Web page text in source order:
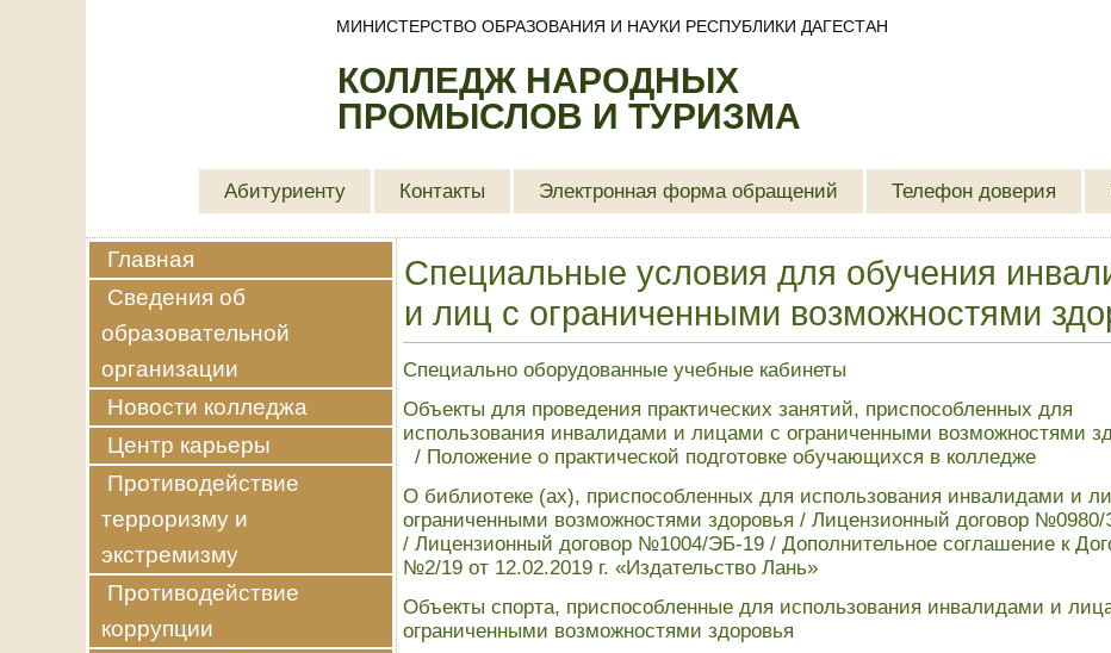
КОЛЛЕДЖ НАРОДНЫХ
ПРОМЫСЛОВ И ТУРИЗМА
МИНИСТЕРСТВО ОБРАЗОВАНИЯ И НАУКИ РЕСПУБЛИКИ ДАГЕСТАН
Абитуриенту Контакты Электронная форма обращений Телефон доверия
Главная
Сведения об
образовательной
организации
Новости колледжа
Центр карьеры
Противодействие
терроризму и
экстремизму
Противодействие
коррупции
Специальные условия для обучения
и лиц с ограниченными возможностями
Специально оборудованные учебные кабинеты
Объекты для проведения практических занятий, приспособленных для
использования инвалидами и лицами с ограниченными возможностями
/ Положение о практической подготовке обучающихся в колледже
О библиотеке (ах), приспособленных для использования инвалидами и
ограниченными возможностями здоровья / Лицензионный договор
/ Лицензионный договор №1004/ЭБ-19 / Дополнительное соглашение к
№2/19 от 12.02.2019 г. «Издательство Лань»
Объекты спорта, приспособленные для использования инвалидами и
ограниченными возможностями здоровья